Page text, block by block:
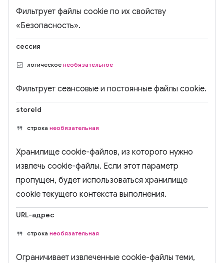
Фильтрует файлы cookie по их свойству
«Безопасность».
сессия
логическое необязательное
Фильтрует сеансовые и постоянные файлы cookie.
storeId
строка необязательная
Хранилище cookie-файлов, из которого нужно
извлечь cookie-файлы. Если этот параметр
пропущен, будет использоваться хранилище
cookie текущего контекста выполнения.
URL-адрес
строка необязательная
Ограничивает извлеченные cookie-файлы теми,